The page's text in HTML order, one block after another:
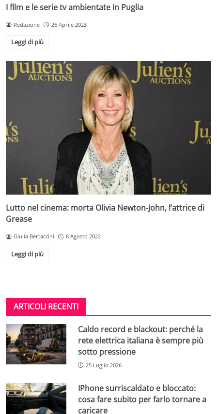
I film e le serie tv ambientate in Puglia
Redazione 26 Aprile 2023
Leggi di più
Lutto nel cinema: morta Olivia Newton-John, l’attrice di
Grease
Giulia Bertaccini 8 Agosto 2022
Leggi di più
ARTICOLI RECENTI
Caldo record e blackout: perché la
rete elettrica italiana è sempre più
sotto pressione
25 Luglio 2026
IPhone surriscaldato e bloccato:
cosa fare subito per farlo tornare a
caricare